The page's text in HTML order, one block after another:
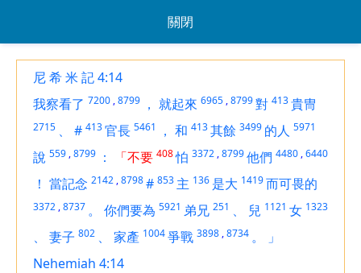
關閉
尼 希 米 記 4:14
我察看了 7200 ,8799 ， 就起來 6965 ,8799對 413貴冑
2715 、 # 413官長 5461 ， 和 413其餘 3499 的人 5971
說 559 ,8799 ： 「不要 408怕 3372 ,8799他們 4480 ,6440
！ 當記念 2142 ,8798# 853 主 136 是大 1419而可畏的
3372 ,8737 。 你們要為 5921 弟兄 251 、 兒 1121 女 1323
、 妻子 802 、 家產 1004爭戰 3898 ,8734 。
」
Nehemiah 4:14